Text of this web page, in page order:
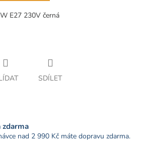
E27 230V černá
SDÍLET
zdarma
nad 2 990 Kč máte dopravu zdarma.